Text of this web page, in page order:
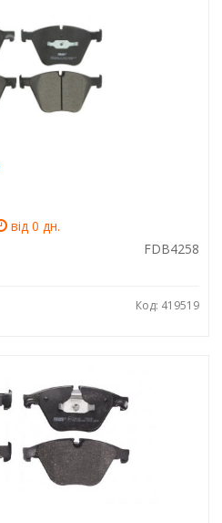
від 0 дн.
FDB4258
Код: 419519